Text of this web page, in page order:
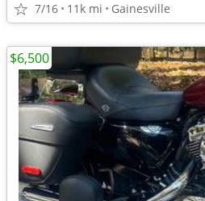
7/16 11k mi Gainesville
$6,500